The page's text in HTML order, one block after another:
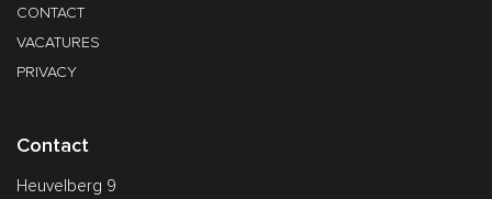
CONTACT
VACATURES
PRIVACY
Contact
Heuvelberg 9